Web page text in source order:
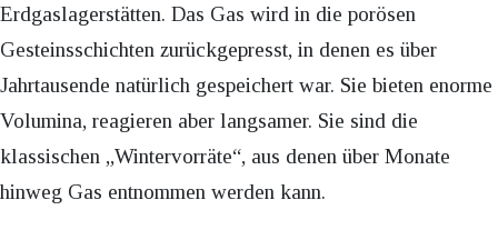
Erdgaslagerstätten. Das Gas wird in die porösen
Gesteinsschichten zurückgepresst, in denen es über
Jahrtausende natürlich gespeichert war. Sie bieten enorme
Volumina, reagieren aber langsamer. Sie sind die
klassischen „Wintervorräte“, aus denen über Monate
hinweg Gas entnommen werden kann.